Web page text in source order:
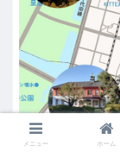
メニュー ホーム